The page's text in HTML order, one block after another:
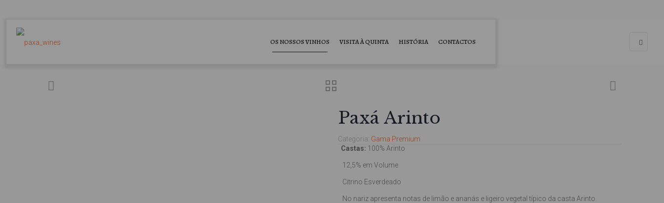
OS NOSSOS VINHOS VISITA À QUINTA HISTÓRIA CONTACTOS
Paxá Arinto
Categoria: Gama Premium
Castas: 100% Arinto
12,5% em Volume
Citrino Esverdeado
No nariz apresenta notas de limão e ananás e ligeiro vegetal típico da casta Arinto.